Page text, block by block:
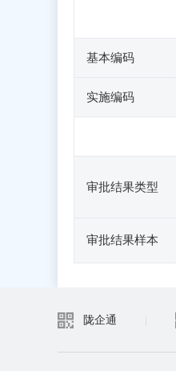
基本编码
实施编码
审批结果类型
审批结果样本
陇企通